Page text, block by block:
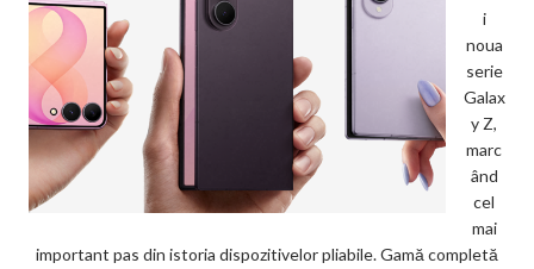
i
noua
serie
Galax
y Z,
marc
ând
cel
mai
important pas din istoria dispozitivelor pliabile. Gamă completă